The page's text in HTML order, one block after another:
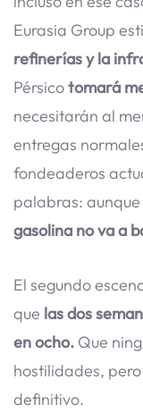
Eurasia Group
refinerías y la
Pérsicotomará
necesitarán al
entregas
fondeaderos
palabras:
gasolina no va a
El segundo
que las dos
en ocho. Que
hostilidades,
definitivo.